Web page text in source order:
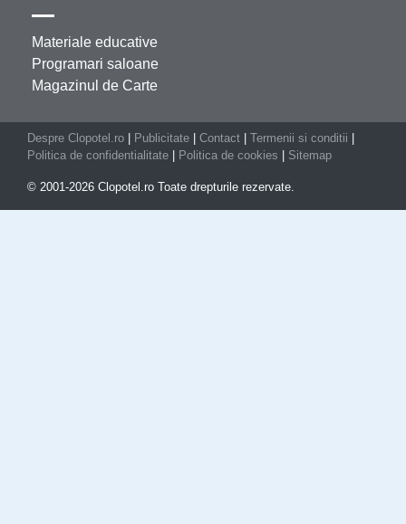
Materiale educative
Programari saloane
Magazinul de Carte
Despre Clopotel.ro Publicitate Contact Termenii si conditii
Politica de confidentialitate
Politica de cookies Sitemap
© 2001-2026 Clopotel.ro Toate drepturile rezervate.